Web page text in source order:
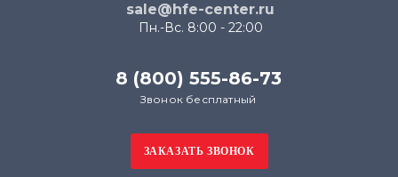
sale@hfe-center.ru
Пн.-Вс. 8:00 - 22:00
8 (800) 555-86-73
Звонок бесплатный